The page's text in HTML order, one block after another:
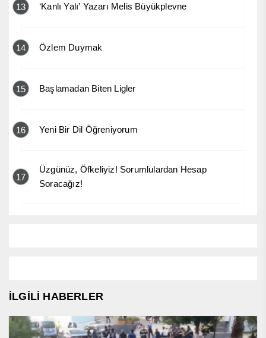
13 ‘Kanlı Yalı’ Yazarı Melis Büyükplevne
14 Özlem Duymak
15 Başlamadan Biten Ligler
16 Yeni Bir Dil Öğreniyorum
17
Üzgünüz, Öfkeliyiz! Sorumlulardan Hesap
Soracağız!
İLGİLİ HABERLER